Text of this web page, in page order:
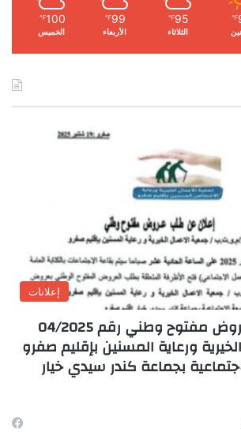
℉
95
℉
الثلاثاء
99
℉
الأربعاء
100
℉
الخميس
إعلانات
إعلان عن طلب عروض مفتوح وطني رقم 04/2025
ورعاية المسنين بإقليم صفرو
بجماعة كندر سيدي خيار